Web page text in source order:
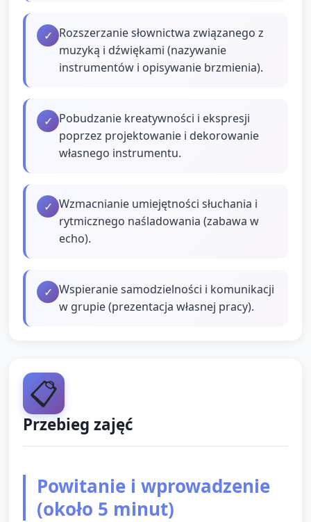
✓ Rozszerzanie słownictwa związanego z
muzyką i dźwiękami (nazywanie
instrumentów i opisywanie brzmienia).
✓ Pobudzanie kreatywności i ekspresji
poprzez projektowanie i dekorowanie
własnego instrumentu.
✓ Wzmacnianie umiejętności słuchania i
rytmicznego naśladowania (zabawa w
echo).
✓ Wspieranie samodzielności i komunikacji
w grupie (prezentacja własnej pracy).
📋
Przebieg zajęć
Powitanie i wprowadzenie
(około 5 minut)